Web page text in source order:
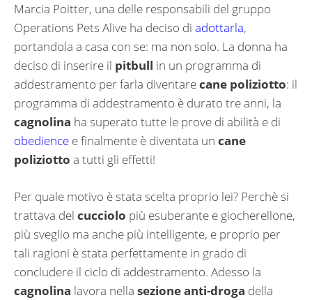
Marcia Poitter, una delle responsabili del gruppo
Operations Pets Alive ha deciso di adottarla,
portandola a casa con se: ma non solo. La donna ha
deciso di inserire il pitbull in un programma di
addestramento per farla diventarecane poliziotto: il
programma di addestramento è durato tre anni, la
cagnolina ha superato tutte le prove di abilità e di
obedience e finalmente è diventata un cane
poliziotto a tutti gli effetti!
Per quale motivo è stata scelta proprio lei? Perchè si
trattava del cucciolo più esuberante e giocherellone,
più sveglio ma anche più intelligente, e proprio per
tali ragioni è stata perfettamente in grado di
concludere il ciclo di addestramento. Adesso la
cagnolina lavora nella sezione anti-droga della